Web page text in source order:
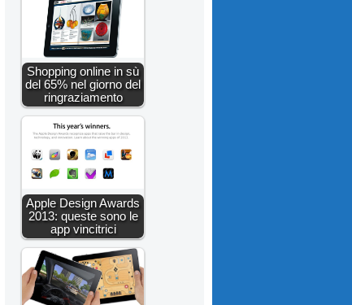
Shopping online in sù
del 65% nel giorno del
ringraziamento
Apple Design Awards
2013: queste sono le
app vincitrici